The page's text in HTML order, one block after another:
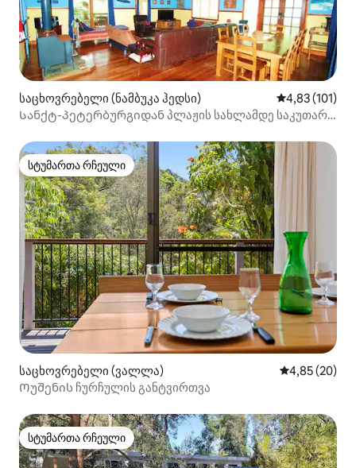
საცხოვრებელი (ნამბუკა ჰედსი) საშუალო
4,83 (101)
Სანქტ-პეტერბურგიდან პლაჟის სახლამდე საკუთარი
სტუმართა რჩეული
სტუმართა რჩეული
საცხოვრებელი (ვალლა) საშუალო
4,85 (20)
Ოუშენის ჩურჩულის განტვირთვა
სტუმართა რჩეული
სტუმართა რჩეული